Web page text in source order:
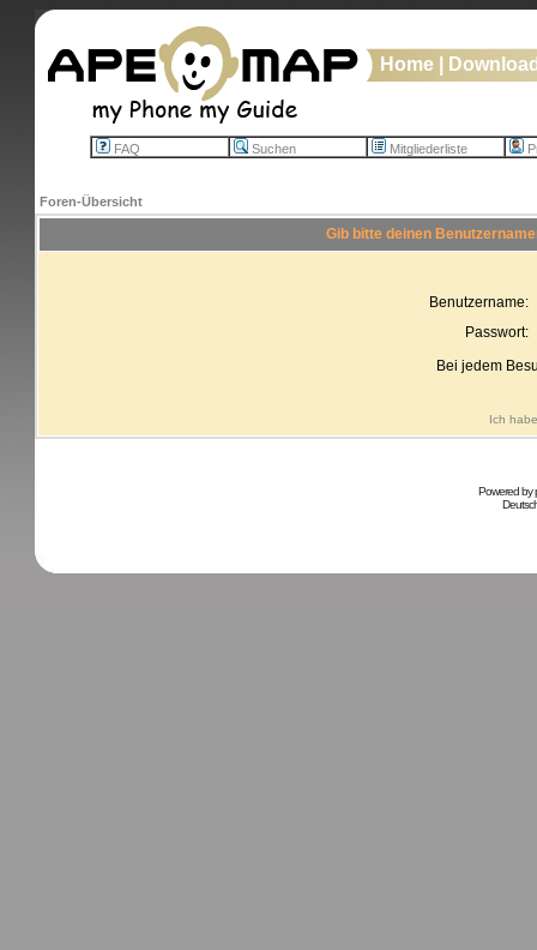
Home
FAQ Suchen Mitgliederliste
Foren-Übersicht
Gib bitte deinen
Benutzername:
Passwort:
Bei jedem
Ich
Powered by